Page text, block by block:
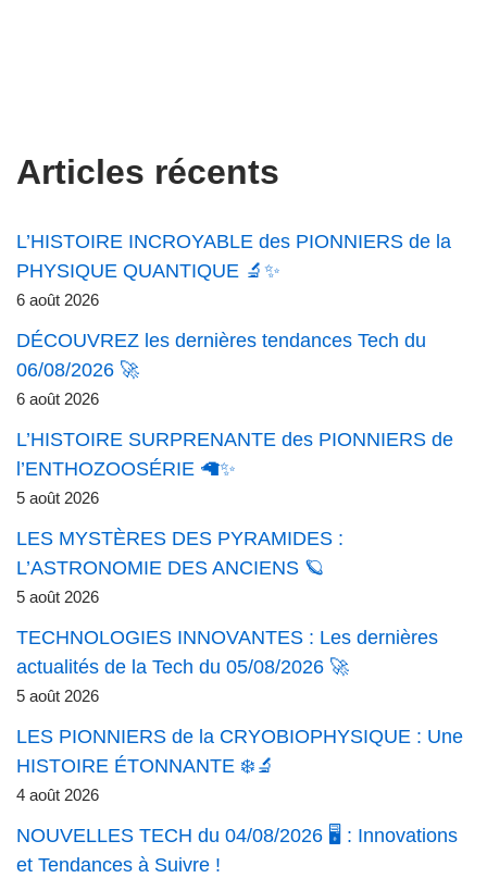
Articles récents
L’HISTOIRE INCROYABLE des PIONNIERS de la
PHYSIQUE QUANTIQUE 🔬✨
6 août 2026
DÉCOUVREZ les dernières tendances Tech du
06/08/2026 🚀
6 août 2026
L’HISTOIRE SURPRENANTE des PIONNIERS de
l’ENTHOZOOSÉRIE 🦙✨
5 août 2026
LES MYSTÈRES DES PYRAMIDES :
L’ASTRONOMIE DES ANCIENS 🪐
5 août 2026
TECHNOLOGIES INNOVANTES : Les dernières
actualités de la Tech du 05/08/2026 🚀
5 août 2026
LES PIONNIERS de la CRYOBIOPHYSIQUE : Une
HISTOIRE ÉTONNANTE ❄️🔬
4 août 2026
NOUVELLES TECH du 04/08/2026 🖥️ : Innovations
et Tendances à Suivre !